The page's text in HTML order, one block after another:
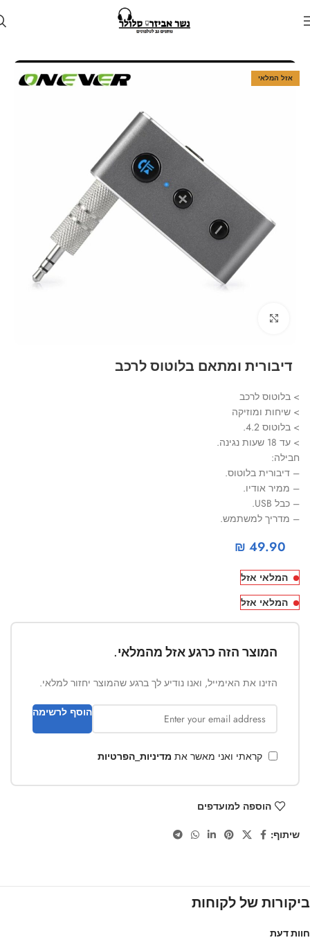
דיבורית לרכב
אזל המלאי
דיבורית ומתאם בלוטוס לרכב
> בלוטוס לרכב
> שיחות ומוזיקה
> בלוטוס 4.2.
> עד 18 שעות נגינה.
חבילה:
– דיבורית בלוטוס.
– ממיר אודיו.
– כבל USB.
– מדריך למשתמש.
₪ 49.90
המלאי אזל
המלאי אזל
המוצר הזה כרגע אזל מהמלאי.
הזינו את האימייל, ואנו נודיע לך ברגע שהמוצר יחזור למלאי.
הוסף לרשימה
קראתי ואני מאשר את מדיניות_הפרטיות
הוספה למועדפים
שיתוף:
ביקורות של לקוחות
חוות דעת